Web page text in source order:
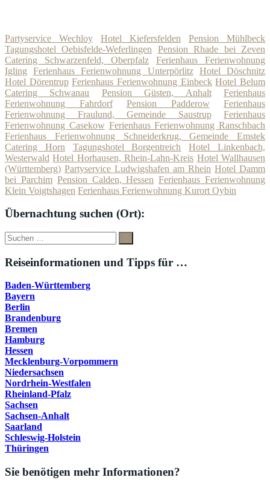
Partyservice Wechloy Hotel Kiefersfelden
Pension Mühlbeck
Tagungshotel Oebisfelde-Weferlingen
Pension Rhade bei Zeven
Catering Schwarzenfeld, Oberpfalz
Ferienhaus Ferienwohnung
Igling
Ferienhaus Ferienwohnung Unterpörlitz
Hotel Döschnitz
Hotel Dörentrup Ferienhaus Ferienwohnung Einbeck Hotel Belum
Catering Schwanau
Pension Güsten, Anhalt
Ferienhaus
Ferienwohnung Fahrdorf
Pension Padderow
Ferienhaus
Ferienwohnung Fraulund, Gemeinde Saustrup
Ferienhaus
Ferienwohnung Casekow Ferienhaus Ferienwohnung Ranschbach
Ferienhaus Ferienwohnung Schneiderkrug, Gemeinde Emstek
Catering Horn
Tagungshotel Borgentreich
Hotel Linkenbach,
Westerwald Hotel Horhausen, Rhein-Lahn-Kreis Hotel Wallhausen
(Württemberg) Partyservice Ludwigshafen am Rhein Hotel Damm
bei Parchim Pension Calden, Hessen Ferienhaus Ferienwohnung
Klein Voigtshagen Ferienhaus Ferienwohnung Kurort Oybin
Übernachtung suchen (Ort):
Suche
nach:
Suchen
Reiseinformationen und Tipps für …
Baden-Württemberg
Bayern
Berlin
Brandenburg
Bremen
Hamburg
Hessen
Mecklenburg-Vorpommern
Niedersachsen
Nordrhein-Westfalen
Rheinland-Pfalz
Sachsen
Sachsen-Anhalt
Saarland
Schleswig-Holstein
Thüringen
Sie benötigen mehr Informationen?